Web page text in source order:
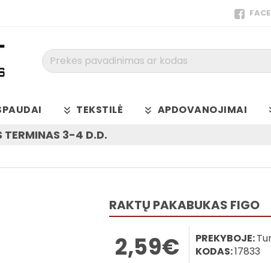
Prekės
kodas TEKSTILĖ APDOVANOJIMAI
TERMINAS 3-4 D.D.
RAKTŲ PAKABUKAS FIGO
2,59€ PREKYBOJE:
KODAS:17833